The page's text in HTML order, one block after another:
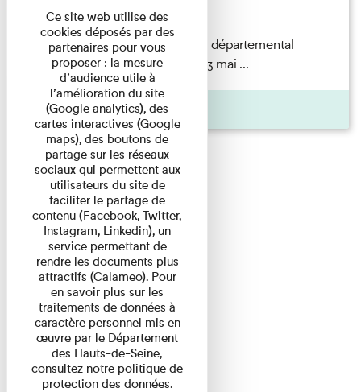
Lecture
autochrome, A63911S) © Musée départemental
Albert Kahn / CD92 Samedi 13 mai ...
Pages
Ce site web utilise des
cookies déposés par des
partenaires pour vous
proposer : la mesure
d’audience utile à
l’amélioration du site
(Google analytics), des
cartes interactives (Google
maps), des boutons de
partage sur les réseaux
sociaux qui permettent aux
utilisateurs du site de
faciliter le partage de
contenu (Facebook, Twitter,
Instagram, Linkedin), un
service permettant de
rendre les documents plus
attractifs (Calameo). Pour
en savoir plus sur les
traitements de données à
caractère personnel mis en
œuvre par le Département
des Hauts-de-Seine,
consultez notre politique de
protection des données.